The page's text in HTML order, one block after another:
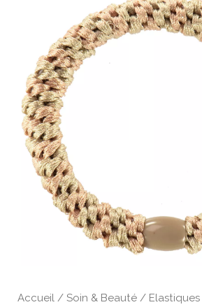
Accueil /Soin & Beauté / Elastiques